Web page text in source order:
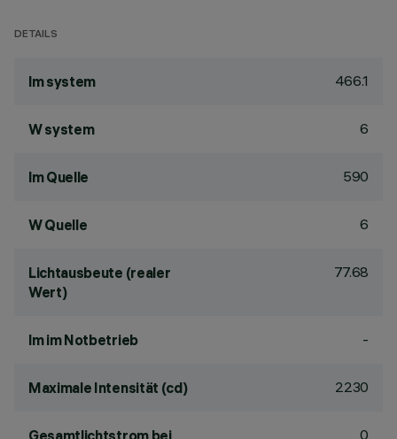
DETAILS
lm system 466.1
W system 6
lm Quelle 590
W Quelle 6
Lichtausbeute (realer
Wert)
77.68
lm im Notbetrieb -
Maximale Intensität (cd) 2230
Gesamtlichtstrom bei 0